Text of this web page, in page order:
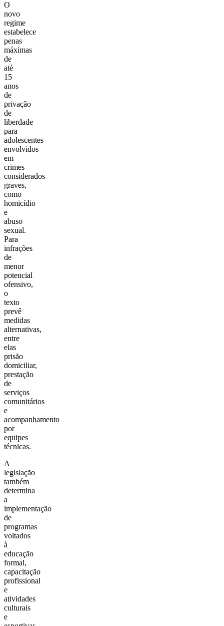
O
novo
regime
estabelece
penas
máximas
de
até
15
anos
de
privação
de
liberdade
para
adolescentes
envolvidos
em
crimes
considerados
graves,
como
homicídio
e
abuso
sexual.
Para
infrações
de
menor
potencial
ofensivo,
o
texto
prevê
medidas
alternativas,
entre
elas
prisão
domiciliar,
prestação
de
serviços
comunitários
e
acompanhamento
por
equipes
técnicas.
A
legislação
também
determina
a
implementação
de
programas
voltados
à
educação
formal,
capacitação
profissional
e
atividades
culturais
e